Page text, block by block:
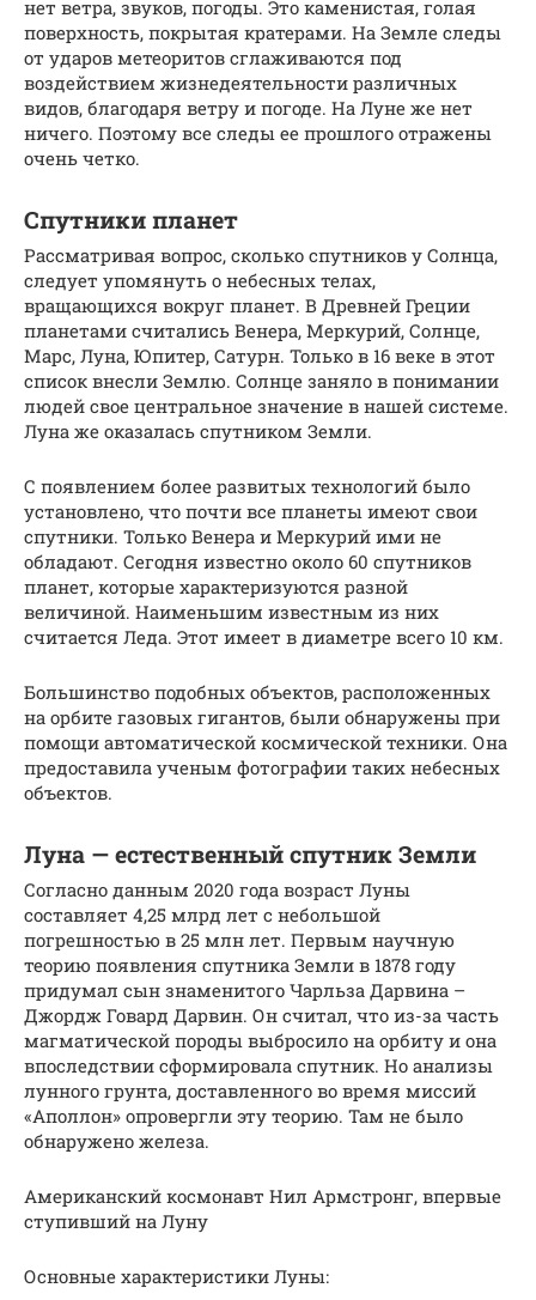
нет ветра, звуков, погоды. Это каменистая, голая
поверхность, покрытая кратерами. На Земле следы
от ударов метеоритов сглаживаются под
воздействием жизнедеятельности различных
видов, благодаря ветру и погоде. На Луне же нет
ничего. Поэтому все следы ее прошлого отражены
очень четко.
Спутники планет
Рассматривая вопрос, сколько спутников у Солнца,
следует упомянуть о небесных телах,
вращающихся вокруг планет. В Древней Греции
планетами считались Венера, Меркурий, Солнце,
Марс, Луна, Юпитер, Сатурн. Только в 16 веке в этот
список внесли Землю. Солнце заняло в понимании
людей свое центральное значение в нашей системе.
Луна же оказалась спутником Земли.
С появлением более развитых технологий было
установлено, что почти все планеты имеют свои
спутники. Только Венера и Меркурий ими не
обладают. Сегодня известно около 60 спутников
планет, которые характеризуются разной
величиной. Наименьшим известным из них
считается Леда. Этот имеет в диаметре всего 10 км.
Большинство подобных объектов, расположенных
на орбите газовых гигантов, были обнаружены при
помощи автоматической космической техники. Она
предоставила ученым фотографии таких небесных
объектов.
Луна — естественный спутник Земли
Согласно данным 2020 года возраст Луны
составляет 4,25 млрд лет с небольшой
погрешностью в 25 млн лет. Первым научную
теорию появления спутника Земли в 1878 году
придумал сын знаменитого Чарльза Дарвина –
Джордж Говард Дарвин. Он считал, что из-за часть
магматической породы выбросило на орбиту и она
впоследствии сформировала спутник. Но анализы
лунного грунта, доставленного во время миссий
«Аполлон» опровергли эту теорию. Там не было
обнаружено железа.
Американский космонавт Нил Армстронг, впервые
ступивший на Луну
Основные характеристики Луны: